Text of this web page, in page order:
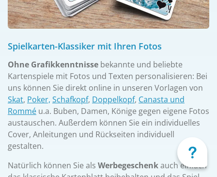
Spielkarten-Klassiker mit Ihren Fotos
Ohne Grafikkenntnisse bekannte und beliebte
Kartenspiele mit Fotos und Texten personalisieren: Bei
uns können Sie direkt online in unseren Vorlagen von
Skat, Poker, Schafkopf, Doppelkopf, Canasta und
Rommé u.a. Buben, Damen, Könige gegen eigene Fotos
austauschen. Außerdem können Sie ein individuelles
Cover, Anleitungen und Rückseiten individuell
gestalten.
Natürlich können Sie als Werbegeschenkauch einfach